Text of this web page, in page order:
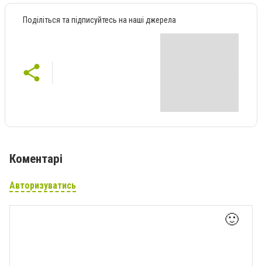
Поділіться та підписуйтесь на наші джерела
Коментарі
Авторизуватись
🙂